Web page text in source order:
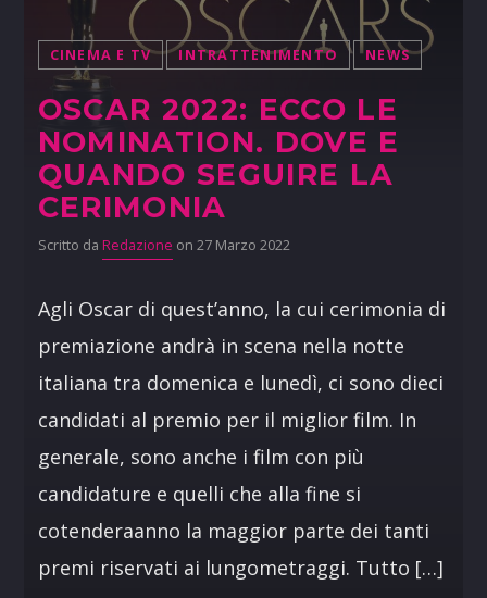
CINEMA E TV INTRATTENIMENTO NEWS
OSCAR 2022: ECCO LE
NOMINATION. DOVE E
QUANDO SEGUIRE LA
CERIMONIA
Scritto da Redazione on 27 Marzo 2022
Agli Oscar di quest’anno, la cui cerimonia di
premiazione andrà in scena nella notte
italiana tra domenica e lunedì, ci sono dieci
candidati al premio per il miglior film. In
generale, sono anche i film con più
candidature e quelli che alla fine si
cotenderaanno la maggior parte dei tanti
premi riservati ai lungometraggi. Tutto […]